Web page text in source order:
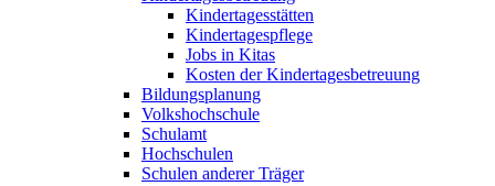
Kindertagesstätten
Kindertagespflege
Jobs in Kitas
Kosten der Kindertagesbetreuung
Bildungsplanung
Volkshochschule
Schulamt
Hochschulen
Schulen anderer Träger